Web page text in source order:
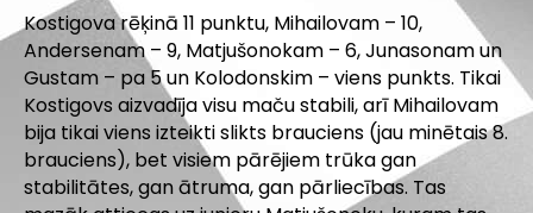
Kostigova rēķinā 11 punktu, Mihailovam – 10,
Andersenam – 9, Matjušonokam – 6, Junasonam un
Gustam – pa 5 un Kolodonskim – viens punkts. Tikai
Kostigovs aizvadīja visu maču stabili, arī Mihailovam
bija tikai viens izteikti slikts brauciens (jau minētais 8.
brauciens), bet visiem pārējiem trūka gan
stabilitātes, gan ātruma, gan pārliecības. Tas